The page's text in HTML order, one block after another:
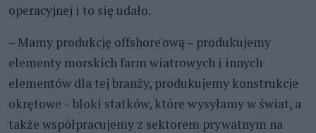
operacyjnej i to się udało.
– Mamy produkcję offshore'ową – produkujemy
elementy morskich farm wiatrowych i innych
elementów dla tej branży, produkujemy konstrukcje
okrętowe – bloki statków, które wysyłamy w świat, a
także współpracujemy z sektorem prywatnym na